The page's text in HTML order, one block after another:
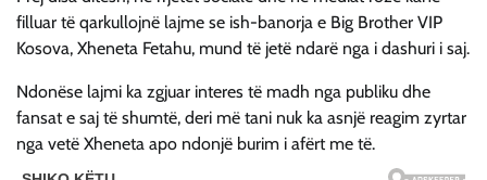
filluar të qarkullojnë lajme se ish-banorja e Big Brother VIP
Kosova, Xheneta Fetahu, mund të jetë ndarë nga i dashuri i saj.
Ndonëse lajmi ka zgjuar interes të madh nga publiku dhe
fansat e saj të shumtë, deri më tani nuk ka asnjë reagim zyrtar
nga vetë Xheneta apo ndonjë burim i afërt me të.